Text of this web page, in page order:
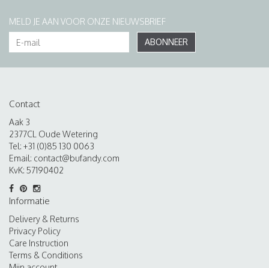
MELD JE AAN VOOR ONZE NIEUWSBRIEF
ABONNEER
Contact
Aak 3
2377CL Oude Wetering
Tel: +31 (0)85 130 0063
Email: contact@bufandy.com
KvK: 57190402
Informatie
Delivery & Returns
Privacy Policy
Care Instruction
Terms & Conditions